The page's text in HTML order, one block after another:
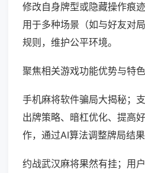
修改自身牌型或隐藏操作痕
用于多种场景（如与好友对
规则，维护公平环境。
聚焦相关游戏功能优势与特色
手机麻将软件骗局大揭秘；
出牌策略、暗杠优化、提高
作，通过AI算法调整牌局结果
约战武汉麻将果然有挂；用